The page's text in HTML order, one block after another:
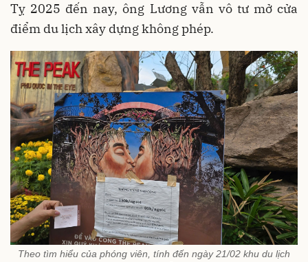
Tỵ 2025 đến nay, ông Lương vẫn vô tư mở cửa
điểm du lịch xây dựng không phép.
Theo tìm hiểu của phóng viên, tính đến ngày 21/02 khu du lịch